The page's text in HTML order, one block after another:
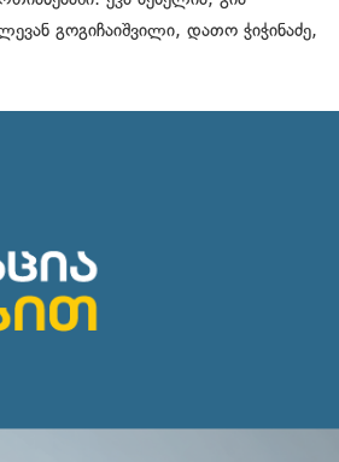
გოგიჩაიშვილი, დათო ჭიჭინაძე,